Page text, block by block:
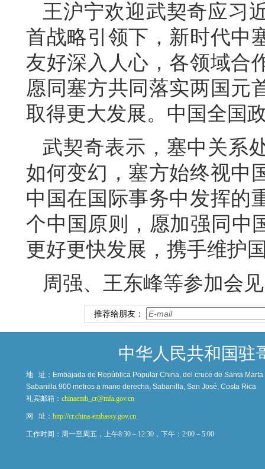
王沪宁欢迎武契奇应习
首战略引领下，新时代中
友好深入人心，各领域合
愿同塞方共同落实两国元
取得更大发展。中国全国
武契奇表示，塞中关系
如何变幻，塞方始终视中
中国在国际事务中发挥的
个中国原则，愿加强同中
更好更快发展，携手维护
周强、王东峰等参加会
推荐给朋友：
中华人民共和国驻
地 址： Embajada de República Popular China, del cruce de Santa
Sabanilla 900 metros a mano derecha, Sabanilla, San José, Costa Rica
礼宾邮箱： chinaemb_cr@mfa.gov.cn
网 址： http://cr.china-embassy.gov.cn
工作时间：周一至周五，上午8:30－12:30，下午：2:00－5:00